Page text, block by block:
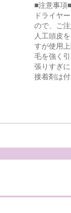
■注意事項■
ドライヤ
ので、ご
人工頭皮
すが使用
毛を強く
張りすぎ
接着剤は